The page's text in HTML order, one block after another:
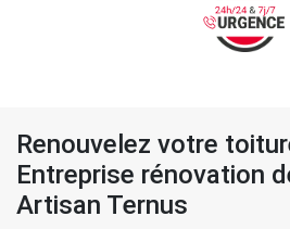
Renouvelez votre
Entreprise rénovation
Artisan Ternus